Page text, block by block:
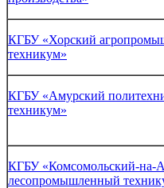
КГБУ «Хорский
техникум»
КГБУ «Амурский
техникум»
КГБУ «Комсомольский-на-
лесопромышленный